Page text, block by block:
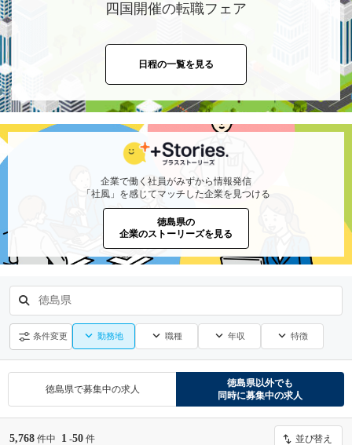
四国開催の転職フェア
日程の一覧を見る
企業で働く社員がみずから情報発信
「社風」を感じてマッチした企業を見つける
徳島県の
企業のストーリーズを見る
徳島県
条件変更 勤務地 職種 年収 特徴
徳島県で募集中の求人
徳島県以外でも
同時に募集中の求人
5,768 件中 1 -50 件 並び替え